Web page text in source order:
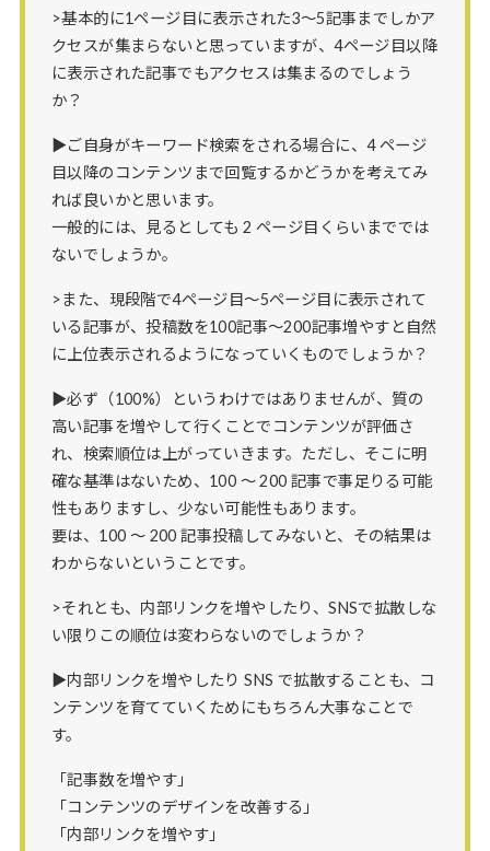
>基本的に1ページ目に表示された3〜5記事までしかア
クセスが集まらないと思っていますが、4ページ目以降
に表示された記事でもアクセスは集まるのでしょう
か？
▶ご自身がキーワード検索をされる場合に、4 ページ
目以降のコンテンツまで回覧するかどうかを考えてみ
れば良いかと思います。
一般的には、見るとしても 2 ページ目くらいまででは
ないでしょうか。
>また、現段階で4ページ目〜5ページ目に表示されて
いる記事が、投稿数を100記事〜200記事増やすと自然
に上位表示されるようになっていくものでしょうか？
▶必ず（100%）というわけではありませんが、質の
高い記事を増やして行くことでコンテンツが評価さ
れ、検索順位は上がっていきます。ただし、そこに明
確な基準はないため、100 ～ 200 記事で事足りる可能
性もありますし、少ない可能性もあります。
要は、100 ～ 200 記事投稿してみないと、その結果は
わからないということです。
>それとも、内部リンクを増やしたり、SNSで拡散しな
い限りこの順位は変わらないのでしょうか？
▶内部リンクを増やしたり SNS で拡散することも、コ
ンテンツを育てていくためにもちろん大事なことで
す。
「記事数を増やす」
「コンテンツのデザインを改善する」
「内部リンクを増やす」